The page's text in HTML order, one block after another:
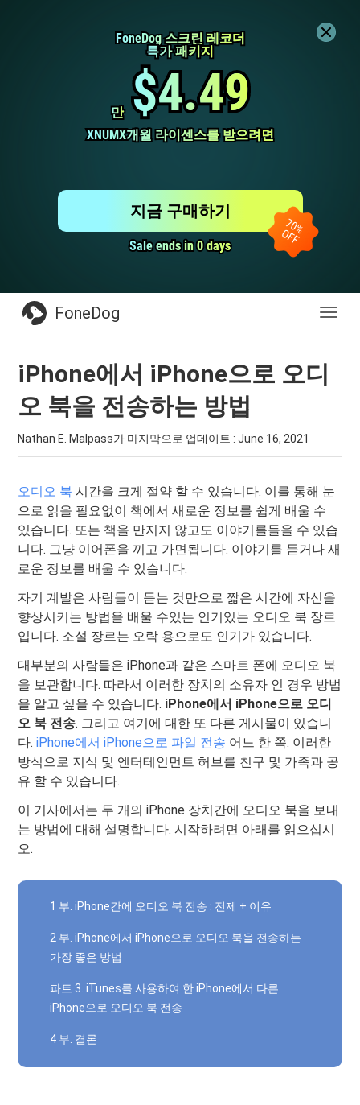
FoneDog 스크린 레코더
FoneDog 스크린 레코더
특가 패키지
특가 패키지
만
만 $4.49
$4.49
XNUMX개월 라이센스를 받으려면
XNUMX개월 라이센스를 받으려면
Sale ends in 0 days
Sale ends in 0 days
지금 구매하기
전
FoneDog
iPhone에서 iPhone으로 오디
오 북을 전송하는 방법
Nathan E. Malpass가 마지막으로 업데이트 :June 16, 2021
오디오 북 시간을 크게 절약 할 수 있습니다. 이를 통해 눈
으로 읽을 필요없이 책에서 새로운 정보를 쉽게 배울 수
있습니다. 또는 책을 만지지 않고도 이야기를들을 수 있습
니다. 그냥 이어폰을 끼고 가면됩니다. 이야기를 듣거나 새
로운 정보를 배울 수 있습니다.
자기 계발은 사람들이 듣는 것만으로 짧은 시간에 자신을
향상시키는 방법을 배울 수있는 인기있는 오디오 북 장르
입니다. 소설 장르는 오락 용으로도 인기가 있습니다.
대부분의 사람들은 iPhone과 같은 스마트 폰에 오디오 북
을 보관합니다. 따라서 이러한 장치의 소유자 인 경우 방법
을 알고 싶을 수 있습니다. iPhone에서 iPhone으로 오디
오 북 전송. 그리고 여기에 대한 또 다른 게시물이 있습니
다.iPhone에서 iPhone으로 파일 전송 어느 한 쪽. 이러한
방식으로 지식 및 엔터테인먼트 허브를 친구 및 가족과 공
유 할 수 있습니다.
이 기사에서는 두 개의 iPhone 장치간에 오디오 북을 보내
는 방법에 대해 설명합니다. 시작하려면 아래를 읽으십시
오.
1 부. iPhone간에 오디오 북 전송 : 전제 + 이유
2 부. iPhone에서 iPhone으로 오디오 북을 전송하는
가장 좋은 방법
파트 3. iTunes를 사용하여 한 iPhone에서 다른
iPhone으로 오디오 북 전송
4 부. 결론